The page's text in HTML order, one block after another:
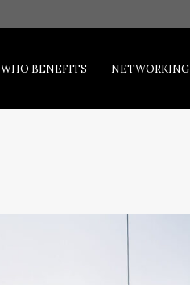
WHO BENEFITS NETWORKING